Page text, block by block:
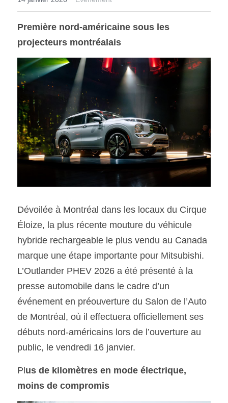
SOUMISSION RAPIDE
ASSURANCE
Première nord-américaine sous les
projecteurs montréalais
Dévoilée à Montréal dans les locaux du Cirque
Éloize, la plus récente mouture du véhicule
hybride rechargeable le plus vendu au Canada
marque une étape importante pour Mitsubishi.
L’Outlander PHEV 2026 a été présenté à la
presse automobile dans le cadre d’un
événement en préouverture du Salon de l’Auto
de Montréal, où il effectuera officiellement ses
débuts nord-américains lors de l’ouverture au
public, le vendredi 16 janvier.
Pl us de kilomètres en mode électrique,
moins de compromis